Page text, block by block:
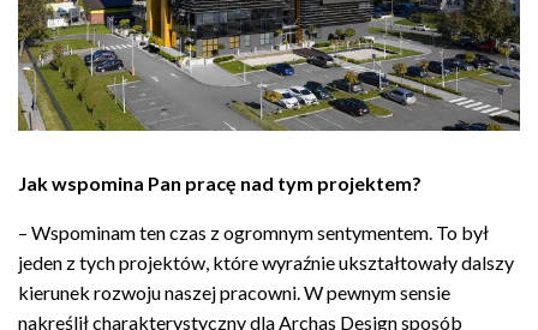
Jak wspomina Pan pracę nad tym projektem?
– Wspominam ten czas z ogromnym sentymentem. To był
jeden z tych projektów, które wyraźnie ukształtowały dalszy
kierunek rozwoju naszej pracowni. W pewnym sensie
nakreślił charakterystyczny dla Archas Design sposób